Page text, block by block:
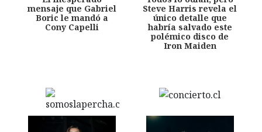
mensaje que Gabriel
Boric le mandó a
Cony Capelli
Steve Harris revela el
único detalle que
habría salvado este
polémico disco de
Iron Maiden